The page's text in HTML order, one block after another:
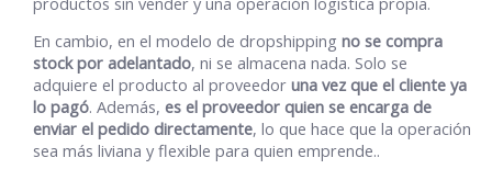
En cambio, en el modelo de dropshippingno se compra
stock por adelantado, ni se almacena nada. Solo se
adquiere el producto al proveedoruna vez que el cliente ya
lo pagó. Además,es el proveedor quien se encarga de
enviar el pedido directamente, lo que hace que la operación
sea más liviana y flexible para quien emprende..